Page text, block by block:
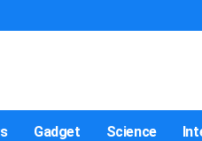
Gadget Science